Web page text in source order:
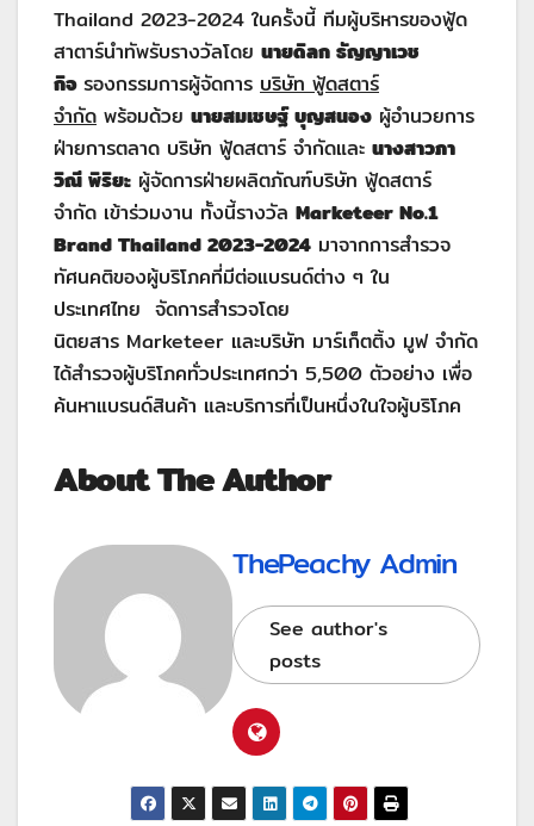
Thailand 2023-2024 ในครั้งนี้ ทีมผู้บริหารของฟู้ด
สาตาร์นำทัพรับรางวัลโดย นายดิลก ธัญญาเวช
กิจ รองกรรมการผู้จัดการ บริษัท ฟู้ดสตาร์
จำกัด พร้อมด้วย นายสมเชษฐ์ บุญสนอง ผู้อำนวยการ
ฝ่ายการตลาด บริษัท ฟู้ดสตาร์ จำกัดและ นางสาวภา
วิณี พิริยะ ผู้จัดการฝ่ายผลิตภัณฑ์บริษัท ฟู้ดสตาร์
จำกัด เข้าร่วมงาน ทั้งนี้รางวัล Marketeer No.1
Brand Thailand 2023-2024 มาจากการสำรวจ
ทัศนคติของผู้บริโภคที่มีต่อแบรนด์ต่าง ๆ ใน
ประเทศไทย จัดการสำรวจโดย
นิตยสาร Marketeer และบริษัท มาร์เก็ตติ้ง มูฟ จำกัด
ได้สำรวจผู้บริโภคทั่วประเทศกว่า 5,500 ตัวอย่าง เพื่อ
ค้นหาแบรนด์สินค้า และบริการที่เป็นหนึ่งในใจผู้บริโภค
About The Author
ThePeachy Admin
See author's
posts